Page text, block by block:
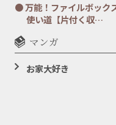
万能！ファイルボック
使い道【片付く収…
マンガ
お家大好き